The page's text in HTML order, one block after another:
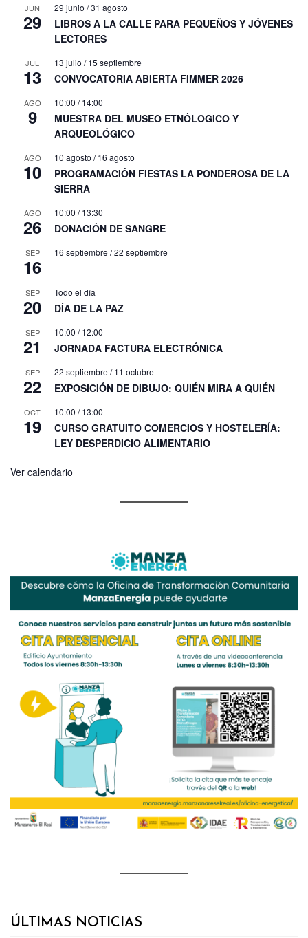
JUN
29
29 junio /31 agosto
LIBROS A LA CALLE PARA PEQUEÑOS Y JÓVENES
LECTORES
JUL
13
13 julio /15 septiembre
CONVOCATORIA ABIERTA FIMMER 2026
AGO
9
10:00 /14:00
MUESTRA DEL MUSEO ETNÓLOGICO Y
ARQUEOLÓGICO
AGO
10
10 agosto /16 agosto
PROGRAMACIÓN FIESTAS LA PONDEROSA DE LA
SIERRA
AGO
26
10:00 /13:30
DONACIÓN DE SANGRE
SEP
16
16 septiembre /22 septiembre
SEP
20
Todo el día
DÍA DE LA PAZ
SEP
21
10:00 /12:00
JORNADA FACTURA ELECTRÓNICA
SEP
22
22 septiembre /11 octubre
EXPOSICIÓN DE DIBUJO: QUIÉN MIRA A QUIÉN
OCT
19
10:00 /13:00
CURSO GRATUITO COMERCIOS Y HOSTELERÍA:
LEY DESPERDICIO ALIMENTARIO
Ver calendario
ÚLTIMAS NOTICIAS